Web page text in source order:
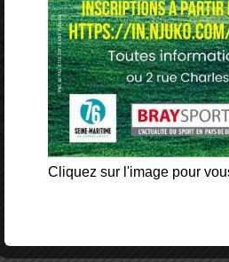
de Londinières
G. Eiffel
de l’école primaire)
Blum
Charvet
Bleu ou Boulevard Maréchal Joffre
Londinières
Cliquez sur l'image pour